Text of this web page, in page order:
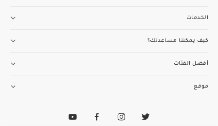
الخدمات
كيف يمكننا مساعدتك؟
أفضل الفئات
موقع